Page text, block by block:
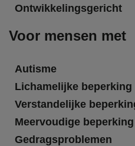
Ontwikkelingsgericht
Voor mensen met
Autisme
Lichamelijke beperking
Verstandelijke
Meervoudige beperking
Gedragsproblemen